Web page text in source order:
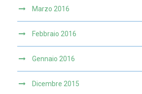
Marzo 2016
Febbraio 2016
Gennaio 2016
Dicembre 2015